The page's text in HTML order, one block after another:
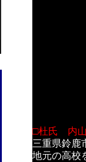
□杜氏 内山
三重県鈴鹿
地元の高校